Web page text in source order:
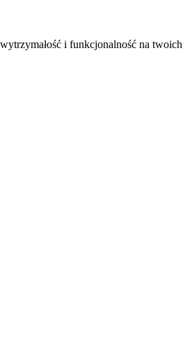
i funkcjonalność na